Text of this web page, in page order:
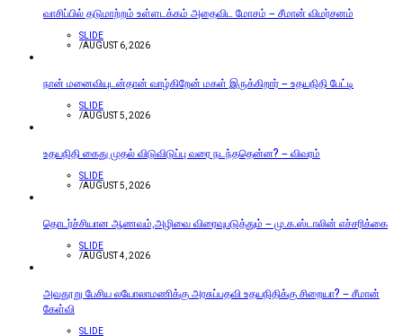
வாசிப்பில் தடுமாற்றம் உள்ளடக்கம் அதைவிட மோசம் – சீமான் விமர்சனம்
SLIDE
/AUGUST 6, 2026
நான் மனைவியுடன்தான் வாழ்கிறேன் மகள் இருக்கிறார் – உதயநிதி பேட்டி
SLIDE
/AUGUST 5, 2026
உதயநிதி கைது முதல் விடுவிடுப்பு வரை நடந்ததென்ன? – விவரம்
SLIDE
/AUGUST 5, 2026
தொடர்ச்சியான ஆணவம்,அழிவை விரைவுபடுத்தும் – மு.க.ஸ்டாலின் எச்சரிக்கை
SLIDE
/AUGUST 4, 2026
அவதூறு பேசிய லயோலாமணிக்கு அரசுப்பதவி உதயநிதிக்கு சிறையா? – சீமான்
கேள்வி
SLIDE